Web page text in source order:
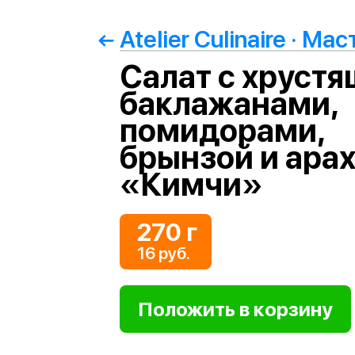
Салат с
баклажанами,
помидорами,
брынзой и
«Кимчи»
270 г
16 руб.